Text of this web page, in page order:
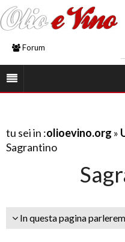
Forum
tu sei in :olioevino.org »
Sagrantino
In questa pagina